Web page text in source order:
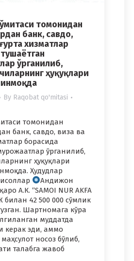
томонидан
банк, савдо,
хизматлар
ўрганилиб,
ҳуқуқлари
By Raqobat qo'mitasi
томонидан
банк, савдо, виза ва
борасида
ўрганилиб,
ҳуқуқлари
Ҳудудлар
Андижон
А.К. “SAMOI NUR AKFA
билан 42 500 000 сўмлик
Шартномага кўра
муддатда
керак эди, аммо
носоз бўлиб,
талабга жавоб